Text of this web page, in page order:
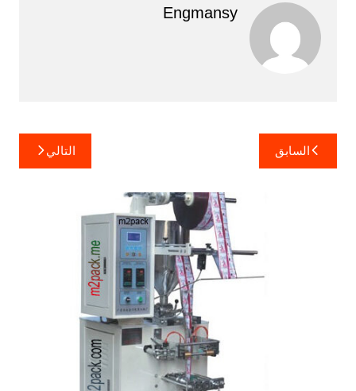
Engmansy
تصفّح
المقالات
السابق التالي